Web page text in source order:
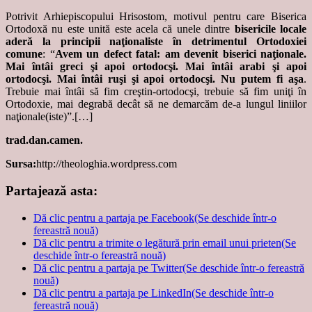
Potrivit Arhiepiscopului Hrisostom, motivul pentru care Biserica
Ortodoxă nu este unită este acela că unele dintre bisericile locale
aderă la principii naţionaliste în detrimentul Ortodoxiei
comune: “Avem un defect fatal: am devenit biserici naţionale.
Mai întâi greci şi apoi ortodocşi. Mai întâi arabi şi apoi
ortodocşi. Mai întâi ruşi şi apoi ortodocşi. Nu putem fi aşa.
Trebuie mai întâi să fim creştin-ortodocşi, trebuie să fim uniţi în
Ortodoxie, mai degrabă decât să ne demarcăm de-a lungul liniilor
naţionale(iste)”.[…]
trad.dan.camen.
Sursa:http://theologhia.wordpress.com
Partajează asta:
Dă clic pentru a partaja pe Facebook(Se deschide într-o
fereastră nouă)
Dă clic pentru a trimite o legătură prin email unui prieten(Se
deschide într-o fereastră nouă)
Dă clic pentru a partaja pe Twitter(Se deschide într-o fereastră
nouă)
Dă clic pentru a partaja pe LinkedIn(Se deschide într-o
fereastră nouă)